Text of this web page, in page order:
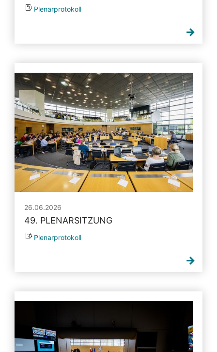
Plenarprotokoll
26.06.2026
49. PLENARSITZUNG
Plenarprotokoll